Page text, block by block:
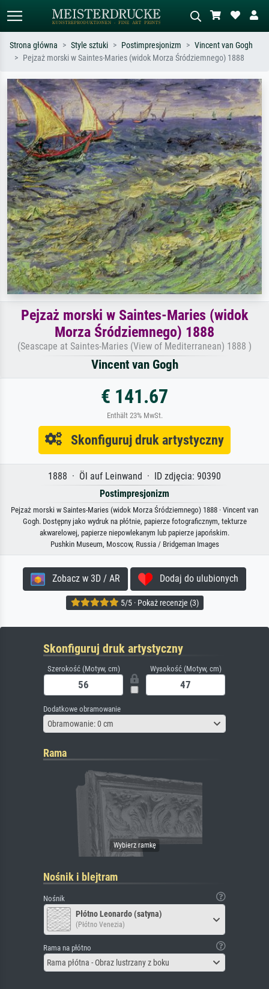
Szukaj wg artysty, tytułu lub stylu – np.
Monet, Gwiaździsta noc,
impresjonizm, fala Hokusaia, akt.
Opisz scenę – np. zielona łąka,
abstrakcja z czerwienią, ciemny olej,
stojący akt obok drzewa.
Strona główna Style sztuki Postimpresjonizm
Vincent van Gogh
Pejzaż morski w Saintes-Maries (widok Morza Śródziemnego) 1888
Pejzaż morski w Saintes-Maries (widok
Morza Śródziemnego) 1888
(Seascape at Saintes-Maries (View of Mediterranean) 1888 )
Vincent van Gogh
€ 141.67
Enthält 23% MwSt.
Skonfiguruj druk artystyczny
1888 · Öl auf Leinwand · ID zdjęcia: 90390
Postimpresjonizm
Pejzaż morski w Saintes-Maries (widok Morza Śródziemnego) 1888 · Vincent van
Gogh. Dostępny jako wydruk na płótnie, papierze fotograficznym, tekturze
akwarelowej, papierze niepowlekanym lub papierze japońskim.
Pushkin Museum, Moscow, Russia / Bridgeman Images
Zobacz w 3D / AR Dodaj do ulubionych
5/5 · Pokaż recenzje (3)
Skonfiguruj druk artystyczny
Szerokość (Motyw, cm) Wysokość (Motyw, cm)
Dodatkowe obramowanie
Obramowanie: 0 cm
Rama
Nośnik i blejtram
Nośnik
Płótno Leonardo (satyna)
(Płótno Venezia)
Rama na płótno
Rama płótna - Obraz lustrzany z boku